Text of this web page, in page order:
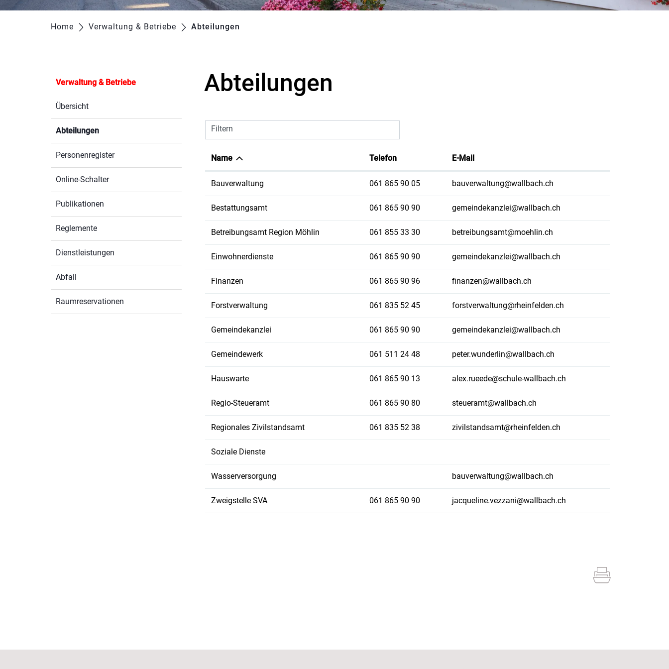
Home Verwaltung & Betriebe Abteilungen
Verwaltung & Betriebe
Übersicht
Abteilungen
Personenregister
Online-Schalter
Publikationen
Reglemente
Dienstleistungen
Abfall
Raumreservationen
Abteilungen
Filtern
Name Telefon E-Mail
Bauverwaltung 061 865 90 05 bauverwaltung@wallbach.ch
Bestattungsamt 061 865 90 90 gemeindekanzlei@wallbach.ch
Betreibungsamt Region Möhlin 061 855 33 30 betreibungsamt@moehlin.ch
Einwohnerdienste 061 865 90 90 gemeindekanzlei@wallbach.ch
Finanzen 061 865 90 96 finanzen@wallbach.ch
Forstverwaltung 061 835 52 45 forstverwaltung@rheinfelden.ch
Gemeindekanzlei 061 865 90 90 gemeindekanzlei@wallbach.ch
Gemeindewerk 061 511 24 48 peter.wunderlin@wallbach.ch
Hauswarte 061 865 90 13 alex.rueede@schule-wallbach.ch
Regio-Steueramt 061 865 90 80 steueramt@wallbach.ch
Regionales Zivilstandsamt 061 835 52 38 zivilstandsamt@rheinfelden.ch
Soziale Dienste
Wasserversorgung bauverwaltung@wallbach.ch
Zweigstelle SVA 061 865 90 90 jacqueline.vezzani@wallbach.ch